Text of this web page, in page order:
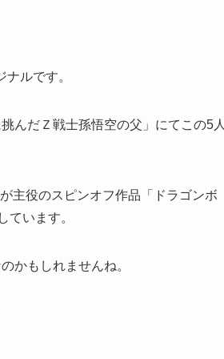
ルです。
んだＺ戦士孫悟空の父 」にてこの5
主役のスピンオフ作品「
ドラゴンボ
ています。
かもしれませんね。